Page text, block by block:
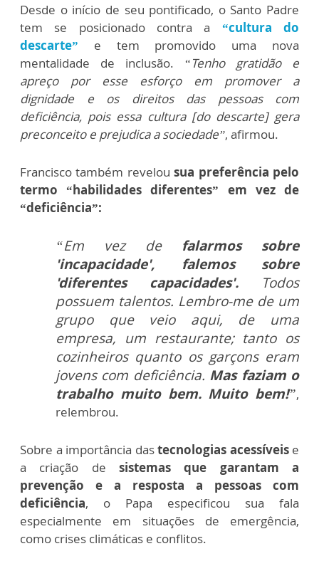
Desde o início de seu pontificado, o Santo Padre
tem se posicionado contra a “cultura do
descarte” e tem promovido uma nova
mentalidade de inclusão. “Tenho gratidão e
apreço por esse esforço em promover a
dignidade e os direitos das pessoas com
deficiência, pois essa cultura [do descarte] gera
preconceito e prejudica a sociedade”, afirmou.
Francisco também revelousua preferência pelo
termo “habilidades diferentes” em vez de
“deficiência”:
“Em vez de falarmos sobre
'incapacidade', falemos sobre
'diferentes capacidades'. Todos
possuem talentos. Lembro-me de um
grupo que veio aqui, de uma
empresa, um restaurante; tanto os
cozinheiros quanto os garçons eram
jovens com deficiência. Mas faziam o
trabalho muito bem. Muito bem!”,
relembrou.
Sobre a importância dastecnologias acessíveise
a criação de sistemas que garantam a
prevenção e a resposta a pessoas com
deficiência, o Papa especificou sua fala
especialmente em situações de emergência,
como crises climáticas e conflitos.